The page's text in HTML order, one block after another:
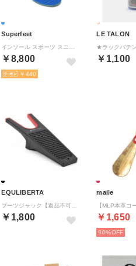
Superfeet
￥8,800
￥440
LE TALON
￥1,100
EQULIBERTA
￥1,800
maile
￥1,650
90%